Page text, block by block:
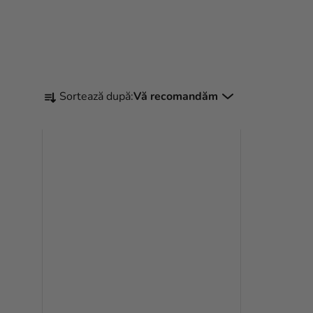
S Sortează după:Vă recomandăm